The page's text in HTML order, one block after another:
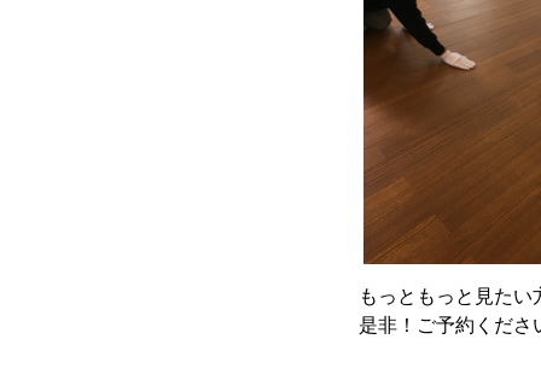
もっともっと見た
是非！ご予約くださ